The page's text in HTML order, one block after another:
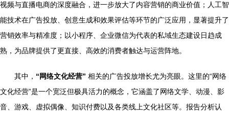
视频与直播电商的深度融合，进一步放大了内容营销的商业价值；人工智
能技术在广告投放、创意生成和效果评估等环节的广泛应用，显著提升了
营销效率与精准度；以小程序、企业微信为代表的私域生态建设日趋成
熟，为品牌提供了更直接、高效的消费者触达与运营阵地。
其中， “网络文化经营” 相关的广告投放增长尤为亮眼。这里的“网络
文化经营”是一个宽泛但极具活力的概念，它涵盖了网络文学、动漫、影
音、游戏、虚拟偶像、知识付费以及各类线上文化社区等。报告分析认